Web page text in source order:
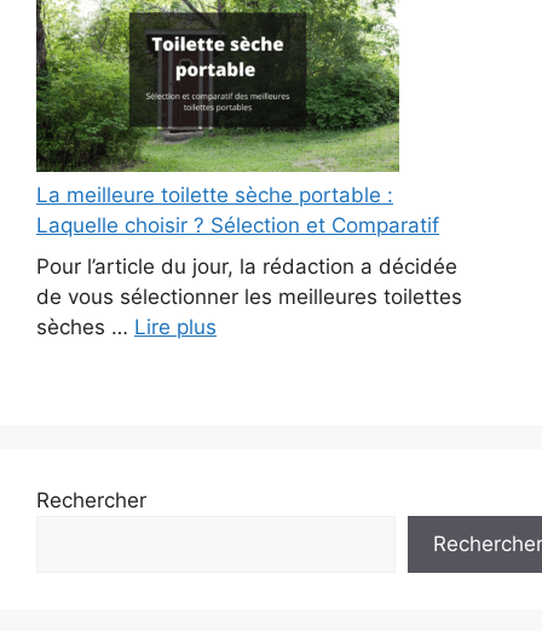
La meilleure toilette sèche portable :
Laquelle choisir ? Sélection et Comparatif
Pour l’article du jour, la rédaction a décidée
de vous sélectionner les meilleures toilettes
sèches … Lire plus
Rechercher
Rechercher